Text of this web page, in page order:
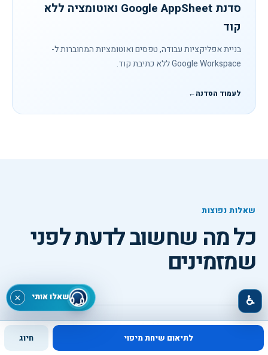
סדנת Google AppSheet ואוטומציה ללא
קוד
בניית אפליקציות עבודה, טפסים ואוטומציות המחוברות ל-
Google Workspace ללא כתיבת קוד.
לעמוד הסדנה←
שאלות נפוצות
כל מה שחשוב לדעת לפני
שמזמינים
למי מתאימה סדנת AI לתפעול, שרשרת אספקה
לתיאום שיחת מיפוי חיוג
שאלו אותי × ♿